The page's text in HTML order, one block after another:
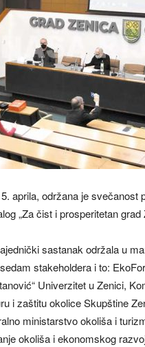
aprila, održana je
„Za čist i prosperitetan
sastanak održala u
stakeholdera i to:
Univerzitet u Zenici,
i zaštitu okolice Skupštine
ministarstvo okoliša i
okoliša i ekonomskog